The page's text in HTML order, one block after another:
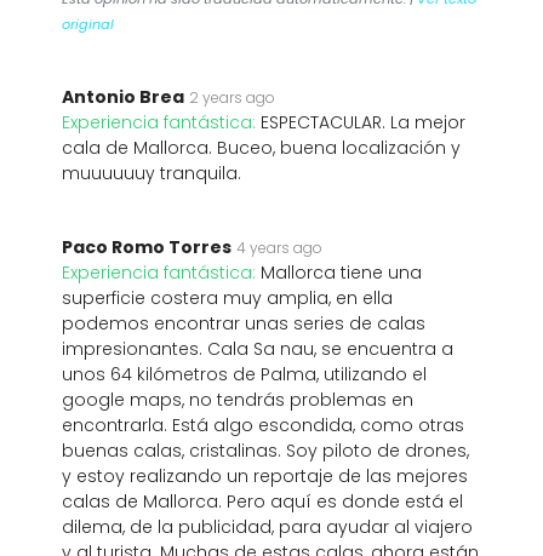
original
Antonio Brea 2 years ago
Experiencia fantástica: ESPECTACULAR. La mejor
cala de Mallorca. Buceo, buena localización y
muuuuuuy tranquila.
Paco Romo Torres 4 years ago
Experiencia fantástica: Mallorca tiene una
superficie costera muy amplia, en ella
podemos encontrar unas series de calas
impresionantes. Cala Sa nau, se encuentra a
unos 64 kilómetros de Palma, utilizando el
google maps, no tendrás problemas en
encontrarla. Está algo escondida, como otras
buenas calas, cristalinas. Soy piloto de drones,
y estoy realizando un reportaje de las mejores
calas de Mallorca. Pero aquí es donde está el
dilema, de la publicidad, para ayudar al viajero